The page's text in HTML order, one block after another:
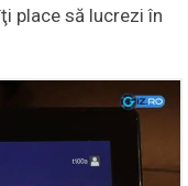
place să lucrezi în